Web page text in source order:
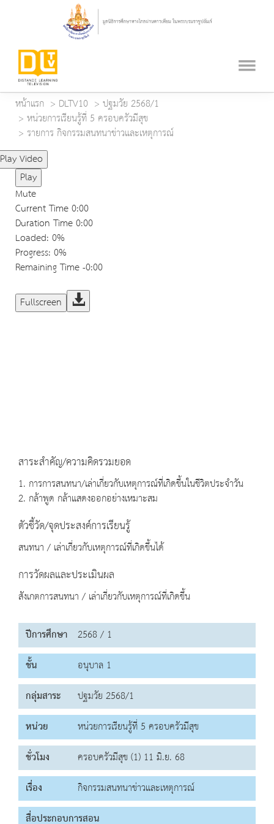
หน้าแรก DLTV10
ปฐมวัย 2568/1
หน่วยการเรียนรู้ที่ 5 ครอบครัวมีสุข
รายการ กิจกรรมสนทนาข่าวและเหตุการณ์
Play Video
Play
Mute
Current Time0:00
Duration Time0:00
Loaded: 0%
Progress: 0%
Remaining Time-0:00
Fullscreen
สาระสำคัญ/ความคิดรวมยอด
1. การการสนทนา/เล่าเกี่ยวกับเหตุการณ์ที่เกิดขึ้นในชีวิตประจำวัน
2. กล้าพูด กล้าแสดงออกอย่างเหมาะสม
ตัวชี้วัด/จุดประสงค์การเรียนรู้
สนทนา / เล่าเกี่ยวกับเหตุการณ์ที่เกิดขึ้นได้
การวัดผลและประเมินผล
สังเกตการสนทนา / เล่าเกี่ยวกับเหตุการณ์ที่เกิดขึ้น
ปีการศึกษา 2568 / 1
ชั้น
อนุบาล 1
กลุ่มสาระ
ปฐมวัย 2568/1
หน่วย
หน่วยการเรียนรู้ที่ 5 ครอบครัวมีสุข
ชั่วโมง
ครอบครัวมีสุข (1) 11 มิ.ย. 68
เรื่อง
กิจกรรมสนทนาข่าวและเหตุการณ์
สื่อประกอบการสอน